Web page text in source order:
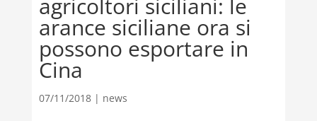
agricoltori siciliani: le
arance siciliane ora si
possono esportare in
Cina
07/11/2018| news